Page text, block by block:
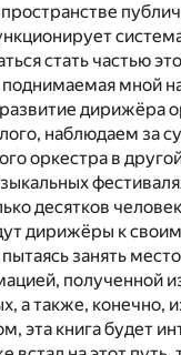
стать частью
мной
дирижёра
наблюдаем за
оркестра в
десятков
дирижёры к
занять
полученной
а также, конечно,
эта книга будет